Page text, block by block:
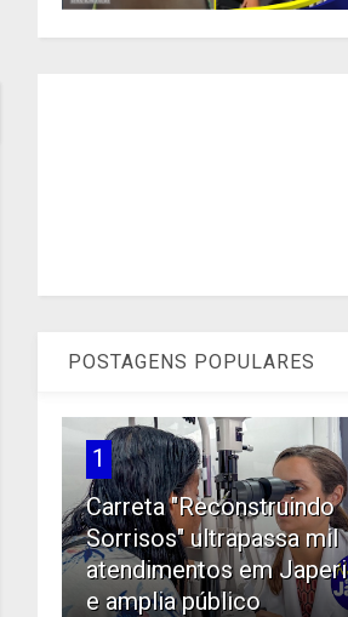
POSTAGENS POPULARES
1
Carreta "Reconstruindo
Sorrisos" ultrapassa mil
atendimentos em Japeri
e amplia público